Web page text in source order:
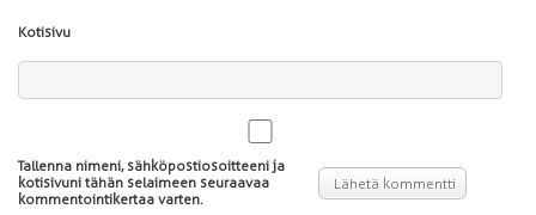
Kotisivu
Tallenna nimeni, sähköpostiosoitteeni ja
kotisivuni tähän selaimeen seuraavaa
kommentointikertaa varten.